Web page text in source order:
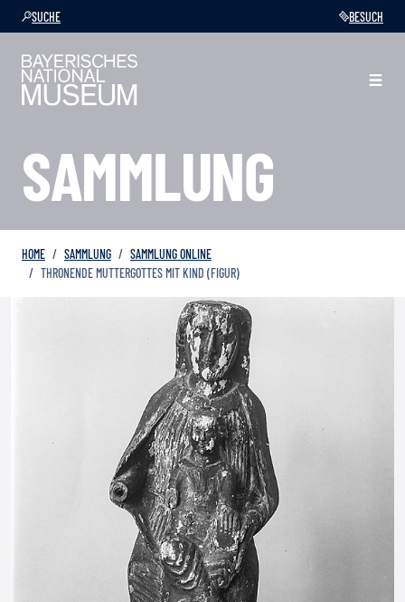
SUCHE BESUCH
SAMMLUNG
HOME SAMMLUNG
SAMMLUNG ONLINE
THRONENDE MUTTERGOTTES MIT KIND (FIGUR)